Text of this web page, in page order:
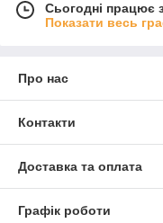
Сьогодні працює
Показати весь
Про нас
Контакти
Доставка та оплата
Графік роботи